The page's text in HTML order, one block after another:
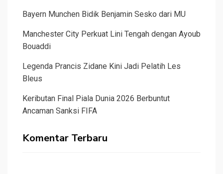
Bayern Munchen Bidik Benjamin Sesko dari MU
Manchester City Perkuat Lini Tengah dengan Ayoub
Bouaddi
Legenda Prancis Zidane Kini Jadi Pelatih Les
Bleus
Keributan Final Piala Dunia 2026 Berbuntut
Ancaman Sanksi FIFA
Komentar Terbaru